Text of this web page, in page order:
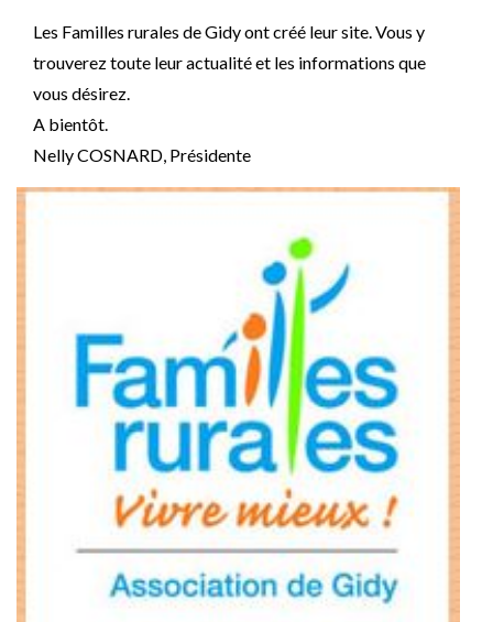
Les Familles rurales de Gidy ont créé leur site. Vous y
trouverez toute leur actualité et les informations que
vous désirez.
A bientôt.
Nelly COSNARD, Présidente